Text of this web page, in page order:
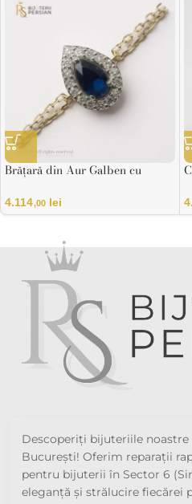
Brățară din Aur Galben cu
Formă de Picătură
4.114,00 lei
Descoperiți bijuteriile noastre
București! Oferim reparații
pentru bijuterii în Sector 6
eleganță și strălucire fiecărei